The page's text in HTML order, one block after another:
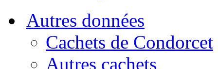
Autres données
Cachets de Condorcet
Autres cachets